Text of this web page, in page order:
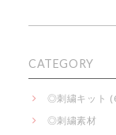
CATEGORY
◎刺繍キット
◎刺繍素材